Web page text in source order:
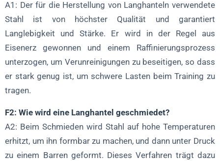
A1: Der für die Herstellung von Langhanteln verwendete
Stahl ist von höchster Qualität und garantiert
Langlebigkeit und Stärke. Er wird in der Regel aus
Eisenerz gewonnen und einem Raffinierungsprozess
unterzogen, um Verunreinigungen zu beseitigen, so dass
er stark genug ist, um schwere Lasten beim Training zu
tragen.
F2: Wie wird eine Langhantel geschmiedet?
A2: Beim Schmieden wird Stahl auf hohe Temperaturen
erhitzt, um ihn formbar zu machen, und dann unter Druck
zu einem Barren geformt. Dieses Verfahren trägt dazu